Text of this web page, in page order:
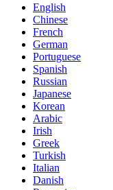
English
Chinese
French
German
Portuguese
Spanish
Russian
Japanese
Korean
Arabic
Irish
Greek
Turkish
Italian
Danish